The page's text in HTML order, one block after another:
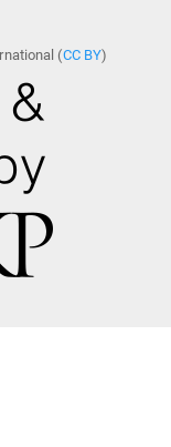
(CC BY)